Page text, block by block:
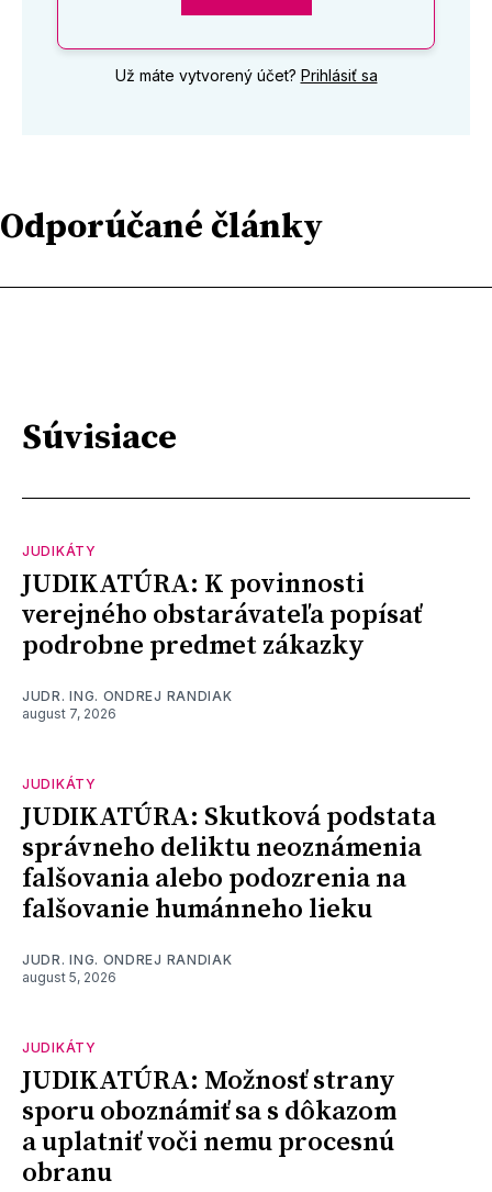
Už máte vytvorený účet? Prihlásiť sa
Odporúčané články
Súvisiace
JUDIKÁTY
JUDIKATÚRA: K povinnosti
verejného obstarávateľa popísať
podrobne predmet zákazky
JUDR. ING. ONDREJ RANDIAK
august 7, 2026
JUDIKÁTY
JUDIKATÚRA: Skutková podstata
správneho deliktu neoznámenia
falšovania alebo podozrenia na
falšovanie humánneho lieku
JUDR. ING. ONDREJ RANDIAK
august 5, 2026
JUDIKÁTY
JUDIKATÚRA: Možnosť strany
sporu oboznámiť sa s dôkazom
a uplatniť voči nemu procesnú
obranu